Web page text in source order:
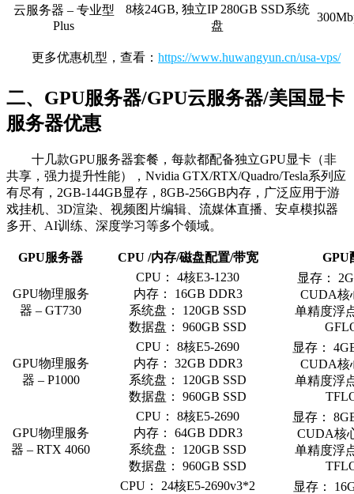
云服务器 – 专业型
Plus
8核24GB, 独立IP 280GB SSD系统
盘
更多优惠机型，查看： https://www.huwangyun.cn/usa-vps/
二、GPU服务器/GPU云服务器/美国显卡
服务器优惠
十几款GPU服务器套餐，每款都配备独立GPU显卡（非
共享，强力提升性能），Nvidia GTX/RTX/Quadro/Tesla系列应
有尽有，2GB-144GB显存，8GB-256GB内存，广泛应用于游
戏挂机、3D渲染、视频图片编辑、流媒体直播、安卓模拟器
多开、AI训练、深度学习等多个领域。
GPU服务器 CPU /内存/磁盘配置/带宽 GPU
GPU物理服务
器 – GT730
CPU： 4核E3-1230
内存： 16GB DDR3
系统盘： 120GB SSD
数据盘： 960GB SSD
显存：
CUDA核
单精度浮
GPU物理服务
器 – P1000
CPU： 8核E5-2690
内存： 32GB DDR3
系统盘： 120GB SSD
数据盘： 960GB SSD
显存：
CUDA核
单精度浮
GPU物理服务
器 – RTX 4060
CPU： 8核E5-2690
内存： 64GB DDR3
系统盘： 120GB SSD
数据盘： 960GB SSD
显存：
CUDA核
单精度浮
CPU： 24核E5-2690v3*2
显存：